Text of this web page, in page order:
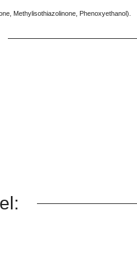
Methylisothiazolinone, Phenoxyethanol).